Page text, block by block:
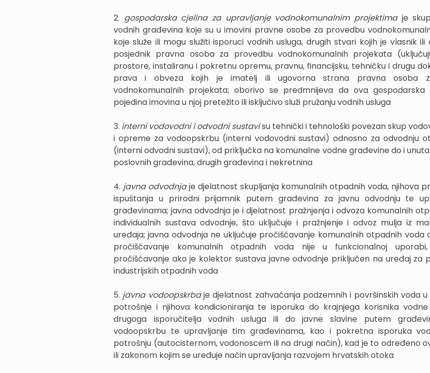
2. gospodarska cjelina za upravljanje vodnokomunalnim projektima je
vodnih građevina koje su u imovini pravne osobe za provedbu
koje služe ili mogu služiti isporuci vodnih usluga, drugih stvari kojih je vlasnik ili
posjednik pravna osoba za provedbu vodnokomunalnih projekata
prostore, instaliranu i pokretnu opremu, pravnu, financijsku, tehničku i drugu
prava i obveza kojih je imatelj ili ugovorna strana pravna osoba
vodnokomunalnih projekata; oborivo se predmnijeva da ova
pojedina imovina u njoj pretežito ili isključivo služi pružanju vodnih usluga
3. interni vodovodni i odvodni sustavisu tehnički i tehnološki povezan skup
i opreme za vodoopskrbu (interni vodovodni sustavi) odnosno za odvodnju
(interni odvodni sustavi), od priključka na komunalne vodne građevine do i
poslovnih građevina, drugih građevina i nekretnina
4. javna odvodnjaje djelatnost skupljanja komunalnih otpadnih voda, njihova
ispuštanja u prirodni prijamnik putem građevina za javnu odvodnju te
građevinama; javna odvodnja je i djelatnost pražnjenja i odvoza komunalnih
individualnih sustava odvodnje, što uključuje i pražnjenje i odvoz mulja iz
uređaja; javna odvodnja ne uključuje pročišćavanje komunalnih otpadnih voda
pročišćavanje komunalnih otpadnih voda nije u funkcionalnoj
pročišćavanje ako je kolektor sustava javne odvodnje priključen na uređaj za
industrijskih otpadnih voda
5. javna vodoopskrbaje djelatnost zahvaćanja podzemnih i površinskih voda u
potrošnje i njihova kondicioniranja te isporuka do krajnjega korisnika
drugoga isporučitelja vodnih usluga ili do javne slavine putem
vodoopskrbu te upravljanje tim građevinama, kao i pokretna isporuka
potrošnju (autocisternom, vodonoscem ili na drugi način), kad je to određeno
ili zakonom kojim se uređuje način upravljanja razvojem hrvatskih otoka